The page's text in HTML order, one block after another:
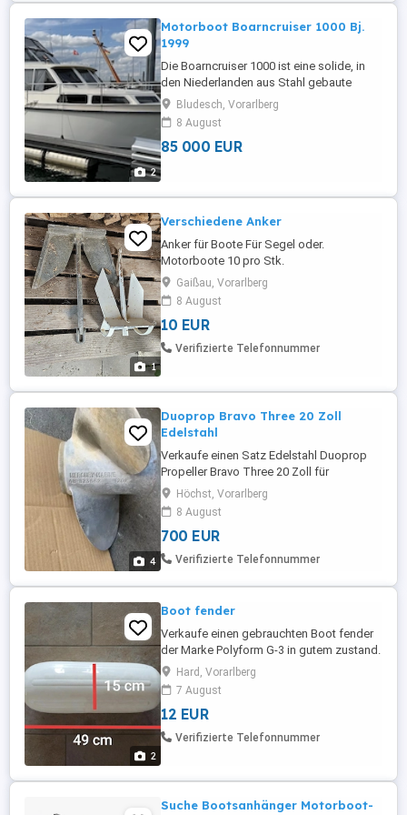
2
Motorboot Boarncruiser 1000 Bj.
1999
Die Boarncruiser 1000 ist eine solide, in
den Niederlanden aus Stahl gebaute
Motorjacht mit 10,10m Länge, ideal für
Familien. Sie zeichnet sich durch ein
geräumiges Achterdeck, ein stabiles
Fahrverhalten, Bug-Heckstrahlruder und
Bludesch, Vorarlberg
8 August
85 000 EUR
1
Verschiedene Anker
Anker für Boote Für Segel oder.
Motorboote 10 pro Stk.
Gaißau, Vorarlberg
8 August
10 EUR
Verifizierte Telefonnummer
4
Duoprop Bravo Three 20 Zoll
Edelstahl
Verkaufe einen Satz Edelstahl Duoprop
Propeller Bravo Three 20 Zoll für
Mercruiser in sehr gutem Zustand. Keine
Grundberührung oder Beschädigungen.
Waren für mich zu klein deshalb der
Verkauf ! Abholung in Vorarlberg 6973
Höchst
Höchst, Vorarlberg
8 August
700 EUR
Verifizierte Telefonnummer
2
Boot fender
Verkaufe einen gebrauchten Boot fender
der Marke Polyform G-3 in gutem zustand.
Maße: Höhe 49 cm breite 15cm 12 Euro fix
Preis (Abgabe nur vor Ort und gegen
Barzahlung)
Hard, Vorarlberg
7 August
12 EUR
Verifizierte Telefonnummer
Suche Bootsanhänger Motorboot-